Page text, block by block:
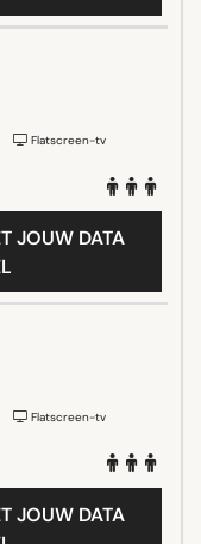
Flatscreen-tv
JOUW DATA
Flatscreen-tv
JOUW DATA